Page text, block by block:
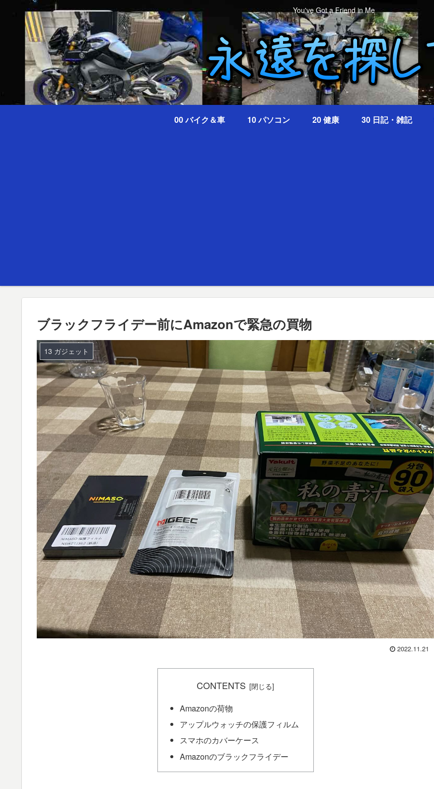
You've Got a Friend in Me
00 バイク＆車 10 パソコン 20 健康 30 日記・雑記
ブラックフライデー前にAmazonで緊急の買物
13 ガジェット
2022.11.21
CONTENTS
Amazonの荷物
アップルウォッチの保護フィルム
スマホのカバーケース
Amazonのブラックフライデー